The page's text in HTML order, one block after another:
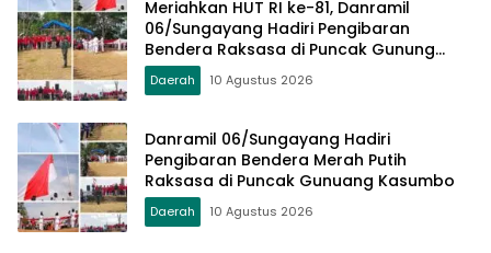
Meriahkan HUT RI ke-81, Danramil
06/Sungayang Hadiri Pengibaran
Bendera Raksasa di Puncak Gunung
Kasumbo
Daerah 10 Agustus 2026
Danramil 06/Sungayang Hadiri
Pengibaran Bendera Merah Putih
Raksasa di Puncak Gunuang Kasumbo
Daerah 10 Agustus 2026